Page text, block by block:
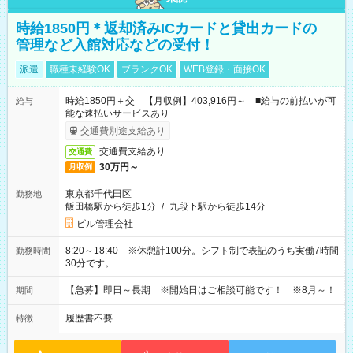
時給1850円＊返却済みICカードと貸出カードの
管理など入館対応などの受付！
派遣 職種未経験OK ブランクOK WEB登録・面接OK
給与
時給1850円＋交 【月収例】403,916円～ ■給与の前払いが可
能な速払いサービスあり
交通費別途支給あり
交通費 交通費支給あり
月収例 30万円～
勤務地
東京都千代田区
飯田橋駅から徒歩1分 / 九段下駅から徒歩14分
ビル管理会社
勤務時間
8:20～18:40 ※休憩計100分。シフト制で表記のうち実働7時間
30分です。
期間 【急募】即日～長期 ※開始日はご相談可能です！ ※8月～！
特徴 履歴書不要